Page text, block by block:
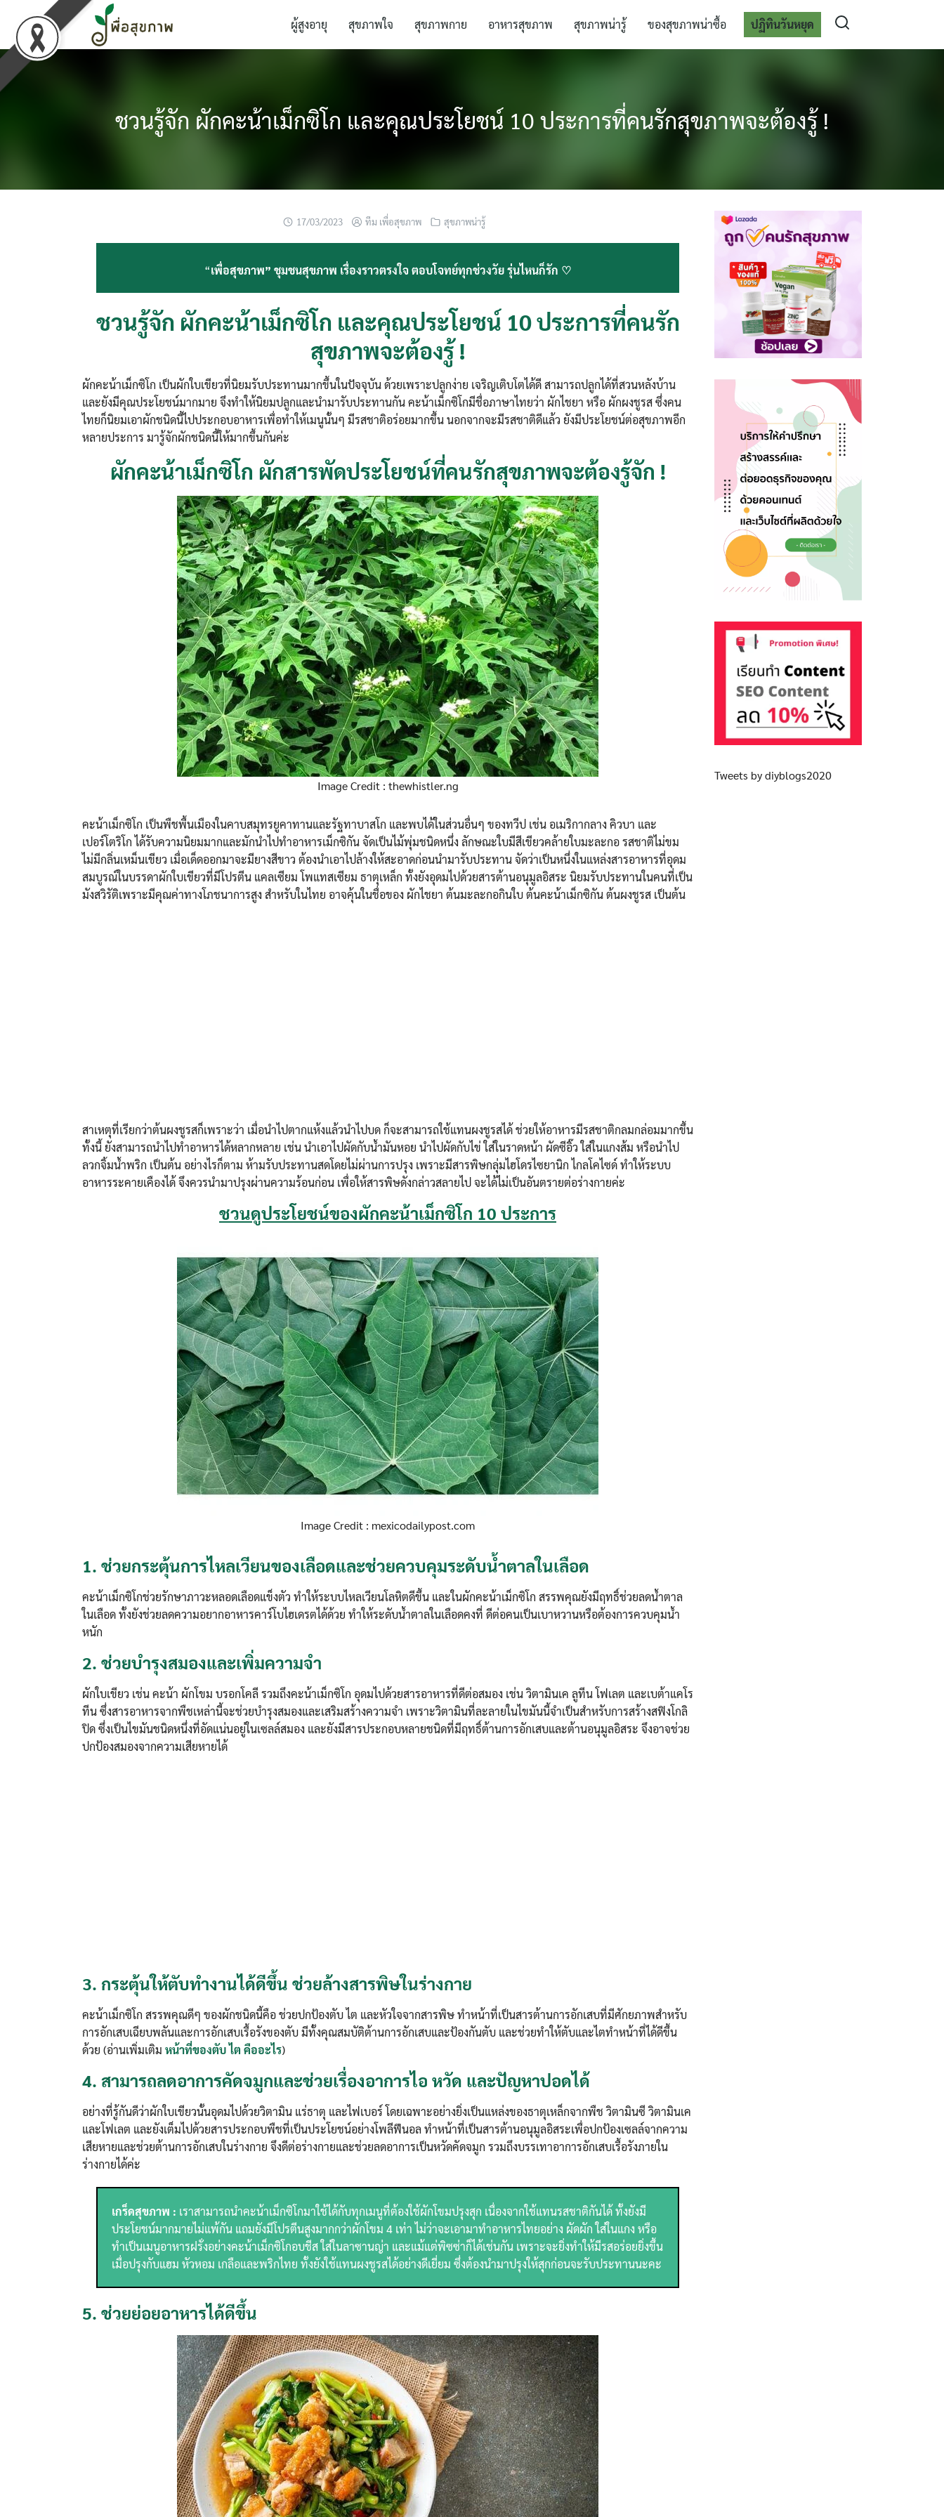
content
ผู้สูงอายุ สุขภาพใจ สุขภาพกาย อาหารสุขภาพ สุขภาพน่ารู้ ของสุขภาพน่าซื้อ ปฏิทินวันหยุด
for:
ชวนรู้จัก ผักคะน้าเม็กซิโก และคุณประโยชน์ 10 ประการที่คนรักสุขภาพจะต้องรู้ !
17/03/2023 ทีม เพื่อสุขภาพ สุขภาพน่ารู้
“เพื่อสุขภาพ” ชุมชนสุขภาพ เรื่องราวตรงใจ ตอบโจทย์ทุกช่วงวัย รุ่นไหนก็รัก ♡
ชวนรู้จัก ผักคะน้าเม็กซิโก และคุณประโยชน์ 10 ประการที่คนรัก
สุขภาพจะต้องรู้ !
ผักคะน้าเม็กซิโก เป็นผักใบเขียวที่นิยมรับประทานมากขึ้นในปัจจุบัน ด้วยเพราะปลูกง่าย เจริญเติบโตได้ดี สามารถปลูกได้ที่สวนหลังบ้าน
และยังมีคุณประโยชน์มากมาย จึงทำให้นิยมปลูกและนำมารับประทานกัน คะน้าเม็กซิโกมีชื่อภาษาไทยว่า ผักไชยา หรือ ผักผงชูรส ซึ่งคน
ไทยก็นิยมเอาผักชนิดนี้ไปประกอบอาหารเพื่อทำให้เมนูนั้นๆ มีรสชาติอร่อยมากขึ้น นอกจากจะมีรสชาติดีแล้ว ยังมีประโยชน์ต่อสุขภาพอีก
หลายประการ มารู้จักผักชนิดนี้ให้มากขึ้นกันค่ะ
ผักคะน้าเม็กซิโก ผักสารพัดประโยชน์ที่คนรักสุขภาพจะต้องรู้จัก !
Image Credit : thewhistler.ng
คะน้าเม็กซิโก เป็นพืชพื้นเมืองในคาบสมุทรยูคาทานและรัฐทาบาสโก และพบได้ในส่วนอื่นๆ ของทวีป เช่น อเมริกากลาง คิวบา และ
เปอร์โตริโก ได้รับความนิยมมากและมักนำไปทำอาหารเม็กซิกัน จัดเป็นไม้พุ่มชนิดหนึ่ง ลักษณะใบมีสีเขียวคล้ายใบมะละกอ รสชาติไม่ขม
ไม่มีกลิ่นเหม็นเขียว เมื่อเด็ดออกมาจะมียางสีขาว ต้องนำเอาไปล้างให้สะอาดก่อนนำมารับประทาน จัดว่าเป็นหนึ่งในแหล่งสารอาหารที่อุดม
สมบูรณ์ในบรรดาผักใบเขียวที่มีโปรตีน แคลเซียม โพแทสเซียม ธาตุเหล็ก ทั้งยังอุดมไปด้วยสารต้านอนุมูลอิสระ นิยมรับประทานในคนที่เป็น
มังสวิรัติเพราะมีคุณค่าทางโภชนาการสูง สำหรับในไทย อาจคุ้นในชื่อของ ผักไชยา ต้นมะละกอกินใบ ต้นคะน้าเม็กซิกัน ต้นผงชูรส เป็นต้น
สาเหตุที่เรียกว่าต้นผงชูรสก็เพราะว่า เมื่อนำไปตากแห้งแล้วนำไปบด ก็จะสามารถใช้แทนผงชูรสได้ ช่วยให้อาหารมีรสชาติกลมกล่อมมากขึ้น
ทั้งนี้ ยังสามารถนำไปทำอาหารได้หลากหลาย เช่น นำเอาไปผัดกับน้ำมันหอย นำไปผัดกับไข่ ใส่ในราดหน้า ผัดซีอิ๊ว ใส่ในแกงส้ม หรือนำไป
ลวกจิ้มน้ำพริก เป็นต้น อย่างไรก็ตาม ห้ามรับประทานสดโดยไม่ผ่านการปรุง เพราะมีสารพิษกลุ่มไฮโดรไซยานิก ไกลโคไซด์ ทำให้ระบบ
อาหารระคายเคืองได้ จึงควรนำมาปรุงผ่านความร้อนก่อน เพื่อให้สารพิษดังกล่าวสลายไป จะได้ไม่เป็นอันตรายต่อร่างกายค่ะ
ชวนดูประโยชน์ของผักคะน้าเม็กซิโก 10 ประการ
Image Credit : mexicodailypost.com
1. ช่วยกระตุ้นการไหลเวียนของเลือดและช่วยควบคุมระดับน้ำตาลในเลือด
คะน้าเม็กซิโกช่วยรักษาภาวะหลอดเลือดแข็งตัว ทำให้ระบบไหลเวียนโลหิตดีขึ้น และในผักคะน้าเม็กซิโก สรรพคุณยังมีฤทธิ์ช่วยลดน้ำตาล
ในเลือด ทั้งยังช่วยลดความอยากอาหารคาร์โบไฮเดรตได้ด้วย ทำให้ระดับน้ำตาลในเลือดคงที่ ดีต่อคนเป็นเบาหวานหรือต้องการควบคุมน้ำ
หนัก
2. ช่วยบำรุงสมองและเพิ่มความจำ
ผักใบเขียว เช่น คะน้า ผักโขม บรอกโคลี รวมถึงคะน้าเม็กซิโก อุดมไปด้วยสารอาหารที่ดีต่อสมอง เช่น วิตามินเค ลูทีน โฟเลต และเบต้าแคโร
ทีน ซึ่งสารอาหารจากพืชเหล่านี้จะช่วยบำรุงสมองและเสริมสร้างความจำ เพราะวิตามินที่ละลายในไขมันนี้จำเป็นสำหรับการสร้างสฟิงโกลิ
ปิด ซึ่งเป็นไขมันชนิดหนึ่งที่อัดแน่นอยู่ในเซลล์สมอง และยังมีสารประกอบหลายชนิดที่มีฤทธิ์ต้านการอักเสบและต้านอนุมูลอิสระ จึงอาจช่วย
ปกป้องสมองจากความเสียหายได้
3. กระตุ้นให้ตับทำงานได้ดีขึ้น ช่วยล้างสารพิษในร่างกาย
คะน้าเม็กซิโก สรรพคุณดีๆ ของผักชนิดนี้คือ ช่วยปกป้องตับ ไต และหัวใจจากสารพิษ ทำหน้าที่เป็นสารต้านการอักเสบที่มีศักยภาพสำหรับ
การอักเสบเฉียบพลันและการอักเสบเรื้อรังของตับ มีทั้งคุณสมบัติต้านการอักเสบและป้องกันตับ และช่วยทำให้ตับและไตทำหน้าที่ได้ดีขึ้น
ด้วย (อ่านเพิ่มเติม หน้าที่ของตับ ไต คืออะไร)
4. สามารถลดอาการคัดจมูกและช่วยเรื่องอาการไอ หวัด และปัญหาปอดได้
อย่างที่รู้กันดีว่าผักใบเขียวนั้นอุดมไปด้วยวิตามิน แร่ธาตุ และไฟเบอร์ โดยเฉพาะอย่างยิ่งเป็นแหล่งของธาตุเหล็กจากพืช วิตามินซี วิตามินเค
และโฟเลต และยังเต็มไปด้วยสารประกอบพืชที่เป็นประโยชน์อย่างโพลีฟีนอล ทำหน้าที่เป็นสารต้านอนุมูลอิสระเพื่อปกป้องเซลล์จากความ
เสียหายและช่วยต้านการอักเสบในร่างกาย จึงดีต่อร่างกายและช่วยลดอาการเป็นหวัดคัดจมูก รวมถึงบรรเทาอาการอักเสบเรื้อรังภายใน
ร่างกายได้ค่ะ
เกร็ดสุขภาพ : เราสามารถนำคะน้าเม็กซิโกมาใช้ได้กับทุกเมนูที่ต้องใช้ผักโขมปรุงสุก เนื่องจากใช้แทนรสชาติกันได้ ทั้งยังมี
ประโยชน์มากมายไม่แพ้กัน แถมยังมีโปรตีนสูงมากกว่าผักโขม 4 เท่า ไม่ว่าจะเอามาทำอาหารไทยอย่าง ผัดผัก ใส่ในแกง หรือ
ทำเป็นเมนูอาหารฝรั่งอย่างคะน้าเม็กซิโกอบชีส ใส่ในลาซานญ่า และแม้แต่พิซซ่าก็ได้เช่นกัน เพราะจะยิ่งทำให้มีรสอร่อยยิ่งขึ้น
เมื่อปรุงกับแฮม หัวหอม เกลือและพริกไทย ทั้งยังใช้แทนผงชูรสได้อย่างดีเยี่ยม ซึ่งต้องนำมาปรุงให้สุกก่อนจะรับประทานนะคะ
5. ช่วยย่อยอาหารได้ดีขึ้น
Tweets by diyblogs2020